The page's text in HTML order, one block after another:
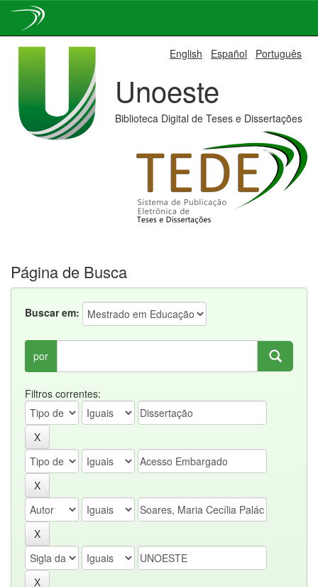
English Español Português
Unoeste
Biblioteca Digital de Teses e Dissertações
Página de Busca
Buscar em:
por
Filtros correntes: